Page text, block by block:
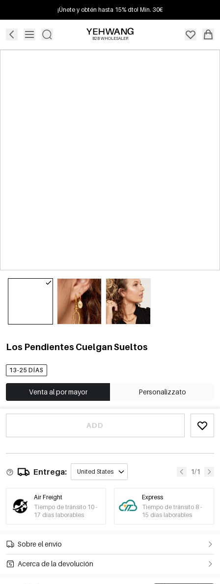
¡Únete y obtén hasta 15% dto! Mín. 30€
B2B WHOLESALER
Los Pendientes Cuelgan Sueltos
13-25 DÍAS
Venta al por mayor Personalizzato
ADD
Entrega: United States 1/1
Air Freight
Tiempo de tránsito 10 -
17 días laborables
Express
Tiempo de tránsito 8 -
15 días laborables
Sobre el envío
Acerca de la devolución